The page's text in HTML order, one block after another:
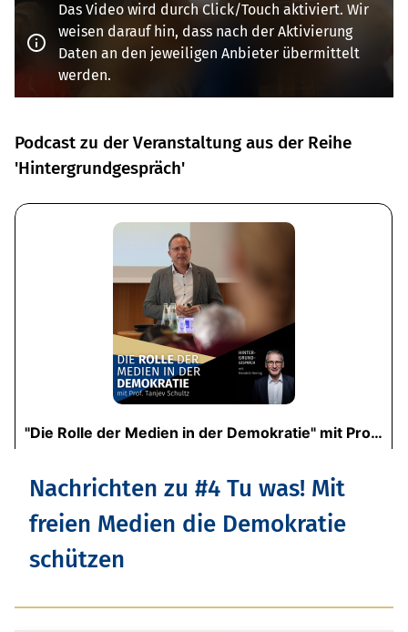
Das Video wird durch Click/Touch aktiviert. Wir
weisen darauf hin, dass nach der Aktivierung
Daten an den jeweiligen Anbieter übermittelt
werden.
Podcast zu der Veranstaltung aus der Reihe
'Hintergrundgespräch'
Nachrichten zu #4 Tu was! Mit
freien Medien die Demokratie
schützen